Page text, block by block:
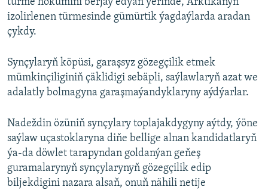
türme hökümini berjaý edýän ýerinde, Arktikanyň
izolirlenen türmesinde gümürtik ýagdaýlarda aradan
çykdy.
Synçylaryň köpüsi, garaşsyz gözegçilik etmek
mümkinçiliginiň çäklidigi sebäpli, saýlawlaryň azat we
adalatly bolmagyna garaşmaýandyklaryny aýdýarlar.
Nadeždin özüniň synçylary toplajakdygyny aýtdy, ýöne
saýlaw uçastoklaryna diňe bellige alnan kandidatlaryň
ýa-da döwlet tarapyndan goldanýan geňeş
guramalarynyň synçylarynyň gözegçilik edip
biljekdigini nazara alsaň, onuň nähili netije